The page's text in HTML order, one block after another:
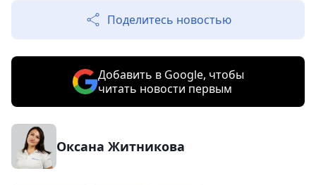
Поделитесь новостью
Добавить в Google, чтобы
читать новости первым
Оксана Житникова